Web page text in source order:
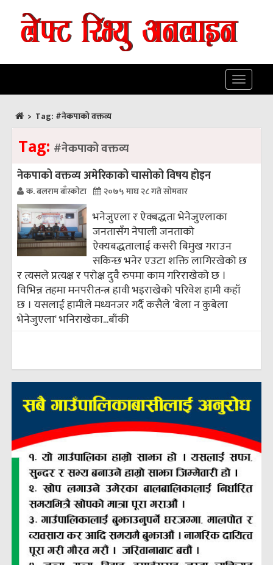
Toggle
> Tag: #नेकपाको वक्तव्य
Tag: #नेकपाको वक्तव्य
नेकपाको वक्तव्य अमेरिकाको चासोको विषय होइन
क. बलराम बाँस्कोटा २०७५ माघ २८ गते सोमवार
भनेजुएला र ऐक्बद्धता भेनेजुएलाका
जनतासँग नेपाली जनताको
ऐक्यबद्धतालाई कसरी बिमुख गराउन
सकिन्छ भनेर एउटा शक्ति लागिरखेको छ
र त्यसले प्रत्यक्ष र परोक्ष दुवै रुपमा काम गरिराखेको छ ।
विभिन्न तहमा मनपरीतन्त्र हावी भइराखेको परिवेश हामी कहाँ
छ । यसलाई हामीले मध्यनजर गर्दै कसैले 'बेला न कुबेला
भेनेजुएला' भनिराखेका...बाँकी